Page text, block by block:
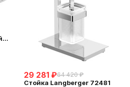
29 281 ₽64 420 ₽
Стойка Langberger 72481